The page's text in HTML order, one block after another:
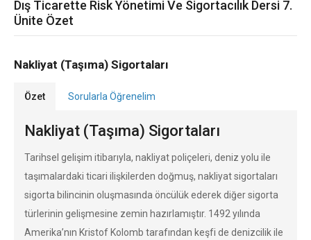
Dış Ticarette Risk Yönetimi Ve Sigortacılık Dersi 7.
Ünite Özet
Nakliyat (Taşıma) Sigortaları
Özet Sorularla Öğrenelim
Nakliyat (Taşıma) Sigortaları
Tarihsel gelişim itibarıyla, nakliyat poliçeleri, deniz yolu ile
taşımalardaki ticari ilişkilerden doğmuş, nakliyat sigortaları
sigorta bilincinin oluşmasında öncülük ederek diğer sigorta
türlerinin gelişmesine zemin hazırlamıştır. 1492 yılında
Amerika’nın Kristof Kolomb tarafından keşfi de denizcilik ile